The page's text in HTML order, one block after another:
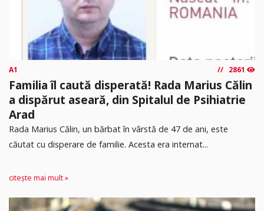
A1 2861
Familia îl caută disperată! Rada Marius Călin
a dispărut aseară, din Spitalul de Psihiatrie
Arad
Rada Marius Călin, un bărbat în vârstă de 47 de ani, este
căutat cu disperare de familie. Acesta era internat...
citește mai mult »